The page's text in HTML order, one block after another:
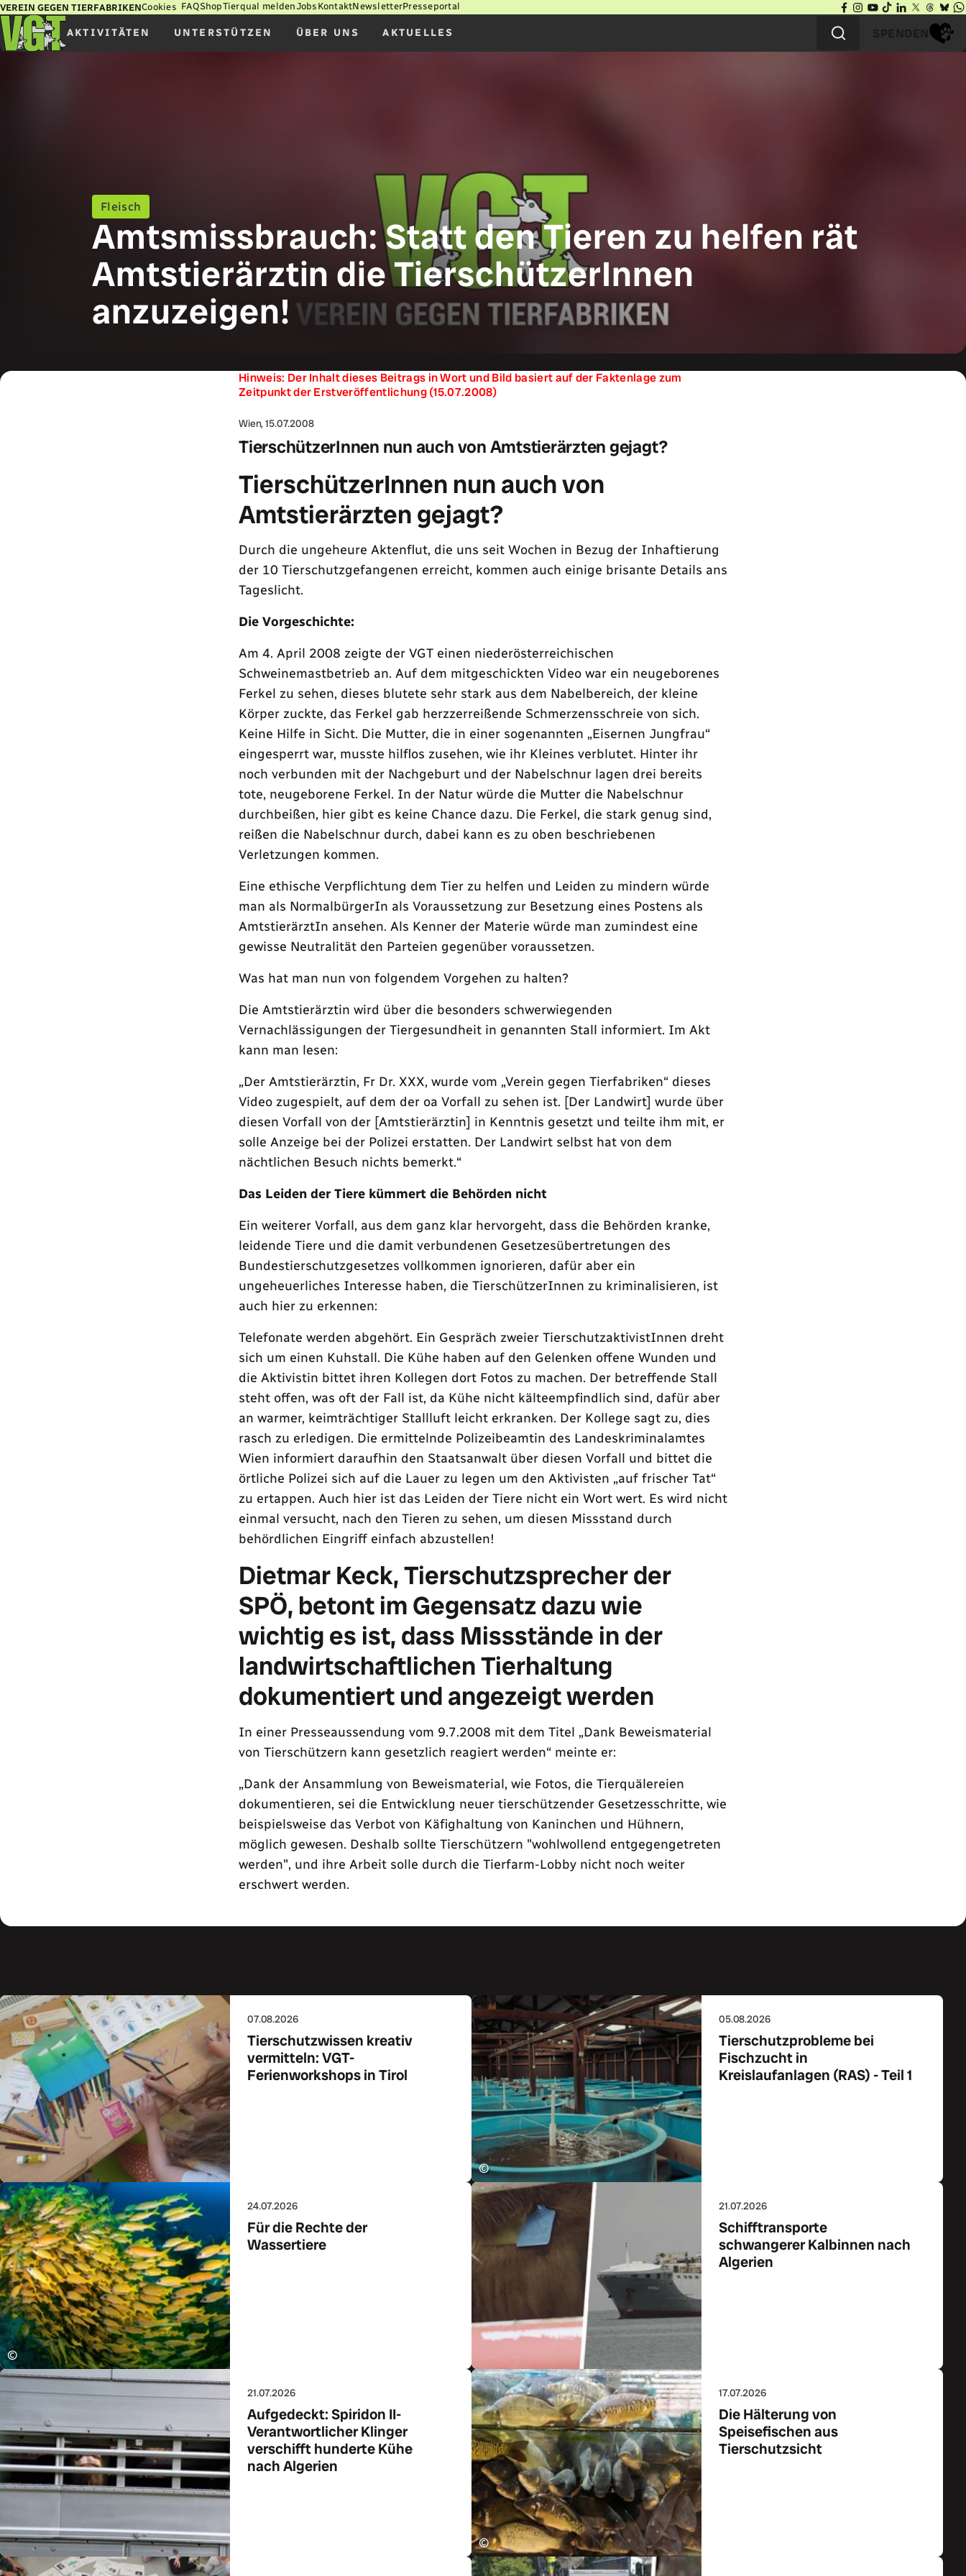
VEREIN GEGEN TIERFABRIKENCookies FAQShopTierqual meldenJobs KontaktNewsletterPresseportal
AKTIVITÄTEN UNTERSTÜTZEN ÜBER UNS AKTUELLES SPENDEN
Fleisch
Amtsmissbrauch: Statt den Tieren zu helfen rät
Amtstierärztin die TierschützerInnen
anzuzeigen!
Hinweis: Der Inhalt dieses Beitrags in Wort und Bild basiert auf der Faktenlage zum
Zeitpunkt der Erstveröffentlichung (15.07.2008)
Wien, 15.07.2008
TierschützerInnen nun auch von Amtstierärzten gejagt?
TierschützerInnen nun auch von
Amtstierärzten gejagt?
Durch die ungeheure Aktenflut, die uns seit Wochen in Bezug der Inhaftierung
der 10 Tierschutzgefangenen erreicht, kommen auch einige brisante Details ans
Tageslicht.
Die Vorgeschichte:
Am 4. April 2008 zeigte der VGT einen niederösterreichischen
Schweinemastbetrieb an. Auf dem mitgeschickten Video war ein neugeborenes
Ferkel zu sehen, dieses blutete sehr stark aus dem Nabelbereich, der kleine
Körper zuckte, das Ferkel gab herzzerreißende Schmerzensschreie von sich.
Keine Hilfe in Sicht. Die Mutter, die in einer sogenannten „Eisernen Jungfrau“
eingesperrt war, musste hilflos zusehen, wie ihr Kleines verblutet. Hinter ihr
noch verbunden mit der Nachgeburt und der Nabelschnur lagen drei bereits
tote, neugeborene Ferkel. In der Natur würde die Mutter die Nabelschnur
durchbeißen, hier gibt es keine Chance dazu. Die Ferkel, die stark genug sind,
reißen die Nabelschnur durch, dabei kann es zu oben beschriebenen
Verletzungen kommen.
Eine ethische Verpflichtung dem Tier zu helfen und Leiden zu mindern würde
man als NormalbürgerIn als Voraussetzung zur Besetzung eines Postens als
AmtstierärztIn ansehen. Als Kenner der Materie würde man zumindest eine
gewisse Neutralität den Parteien gegenüber voraussetzen.
Was hat man nun von folgendem Vorgehen zu halten?
Die Amtstierärztin wird über die besonders schwerwiegenden
Vernachlässigungen der Tiergesundheit in genannten Stall informiert. Im Akt
kann man lesen:
„Der Amtstierärztin, Fr Dr. XXX, wurde vom „Verein gegen Tierfabriken“ dieses
Video zugespielt, auf dem der oa Vorfall zu sehen ist. [Der Landwirt] wurde über
diesen Vorfall von der [Amtstierärztin] in Kenntnis gesetzt und teilte ihm mit, er
solle Anzeige bei der Polizei erstatten. Der Landwirt selbst hat von dem
nächtlichen Besuch nichts bemerkt.“
Das Leiden der Tiere kümmert die Behörden nicht
Ein weiterer Vorfall, aus dem ganz klar hervorgeht, dass die Behörden kranke,
leidende Tiere und die damit verbundenen Gesetzesübertretungen des
Bundestierschutzgesetzes vollkommen ignorieren, dafür aber ein
ungeheuerliches Interesse haben, die TierschützerInnen zu kriminalisieren, ist
auch hier zu erkennen:
Telefonate werden abgehört. Ein Gespräch zweier TierschutzaktivistInnen dreht
sich um einen Kuhstall. Die Kühe haben auf den Gelenken offene Wunden und
die Aktivistin bittet ihren Kollegen dort Fotos zu machen. Der betreffende Stall
steht offen, was oft der Fall ist, da Kühe nicht kälteempfindlich sind, dafür aber
an warmer, keimträchtiger Stallluft leicht erkranken. Der Kollege sagt zu, dies
rasch zu erledigen. Die ermittelnde Polizeibeamtin des Landeskriminalamtes
Wien informiert daraufhin den Staatsanwalt über diesen Vorfall und bittet die
örtliche Polizei sich auf die Lauer zu legen um den Aktivisten „auf frischer Tat“
zu ertappen. Auch hier ist das Leiden der Tiere nicht ein Wort wert. Es wird nicht
einmal versucht, nach den Tieren zu sehen, um diesen Missstand durch
behördlichen Eingriff einfach abzustellen!
Dietmar Keck, Tierschutzsprecher der
SPÖ, betont im Gegensatz dazu wie
wichtig es ist, dass Missstände in der
landwirtschaftlichen Tierhaltung
dokumentiert und angezeigt werden
In einer Presseaussendung vom 9.7.2008 mit dem Titel „Dank Beweismaterial
von Tierschützern kann gesetzlich reagiert werden“ meinte er:
„Dank der Ansammlung von Beweismaterial, wie Fotos, die Tierquälereien
dokumentieren, sei die Entwicklung neuer tierschützender Gesetzesschritte, wie
beispielsweise das Verbot von Käfighaltung von Kaninchen und Hühnern,
möglich gewesen. Deshalb sollte Tierschützern "wohlwollend entgegengetreten
werden", und ihre Arbeit solle durch die Tierfarm-Lobby nicht noch weiter
erschwert werden.
07.08.2026
Tierschutzwissen kreativ
vermitteln: VGT-
Ferienworkshops in Tirol
©
05.08.2026
Tierschutzprobleme bei
Fischzucht in
Kreislaufanlagen (RAS) - Teil 1
©
24.07.2026
Für die Rechte der
Wassertiere
21.07.2026
Schifftransporte
schwangerer Kalbinnen nach
Algerien
21.07.2026
Aufgedeckt: Spiridon II-
Verantwortlicher Klinger
verschifft hunderte Kühe
nach Algerien
©
17.07.2026
Die Hälterung von
Speisefischen aus
Tierschutzsicht